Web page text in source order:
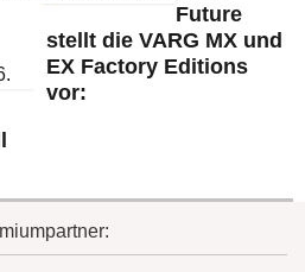
Future
stellt die VARG MX und
EX Factory Editions
vor: